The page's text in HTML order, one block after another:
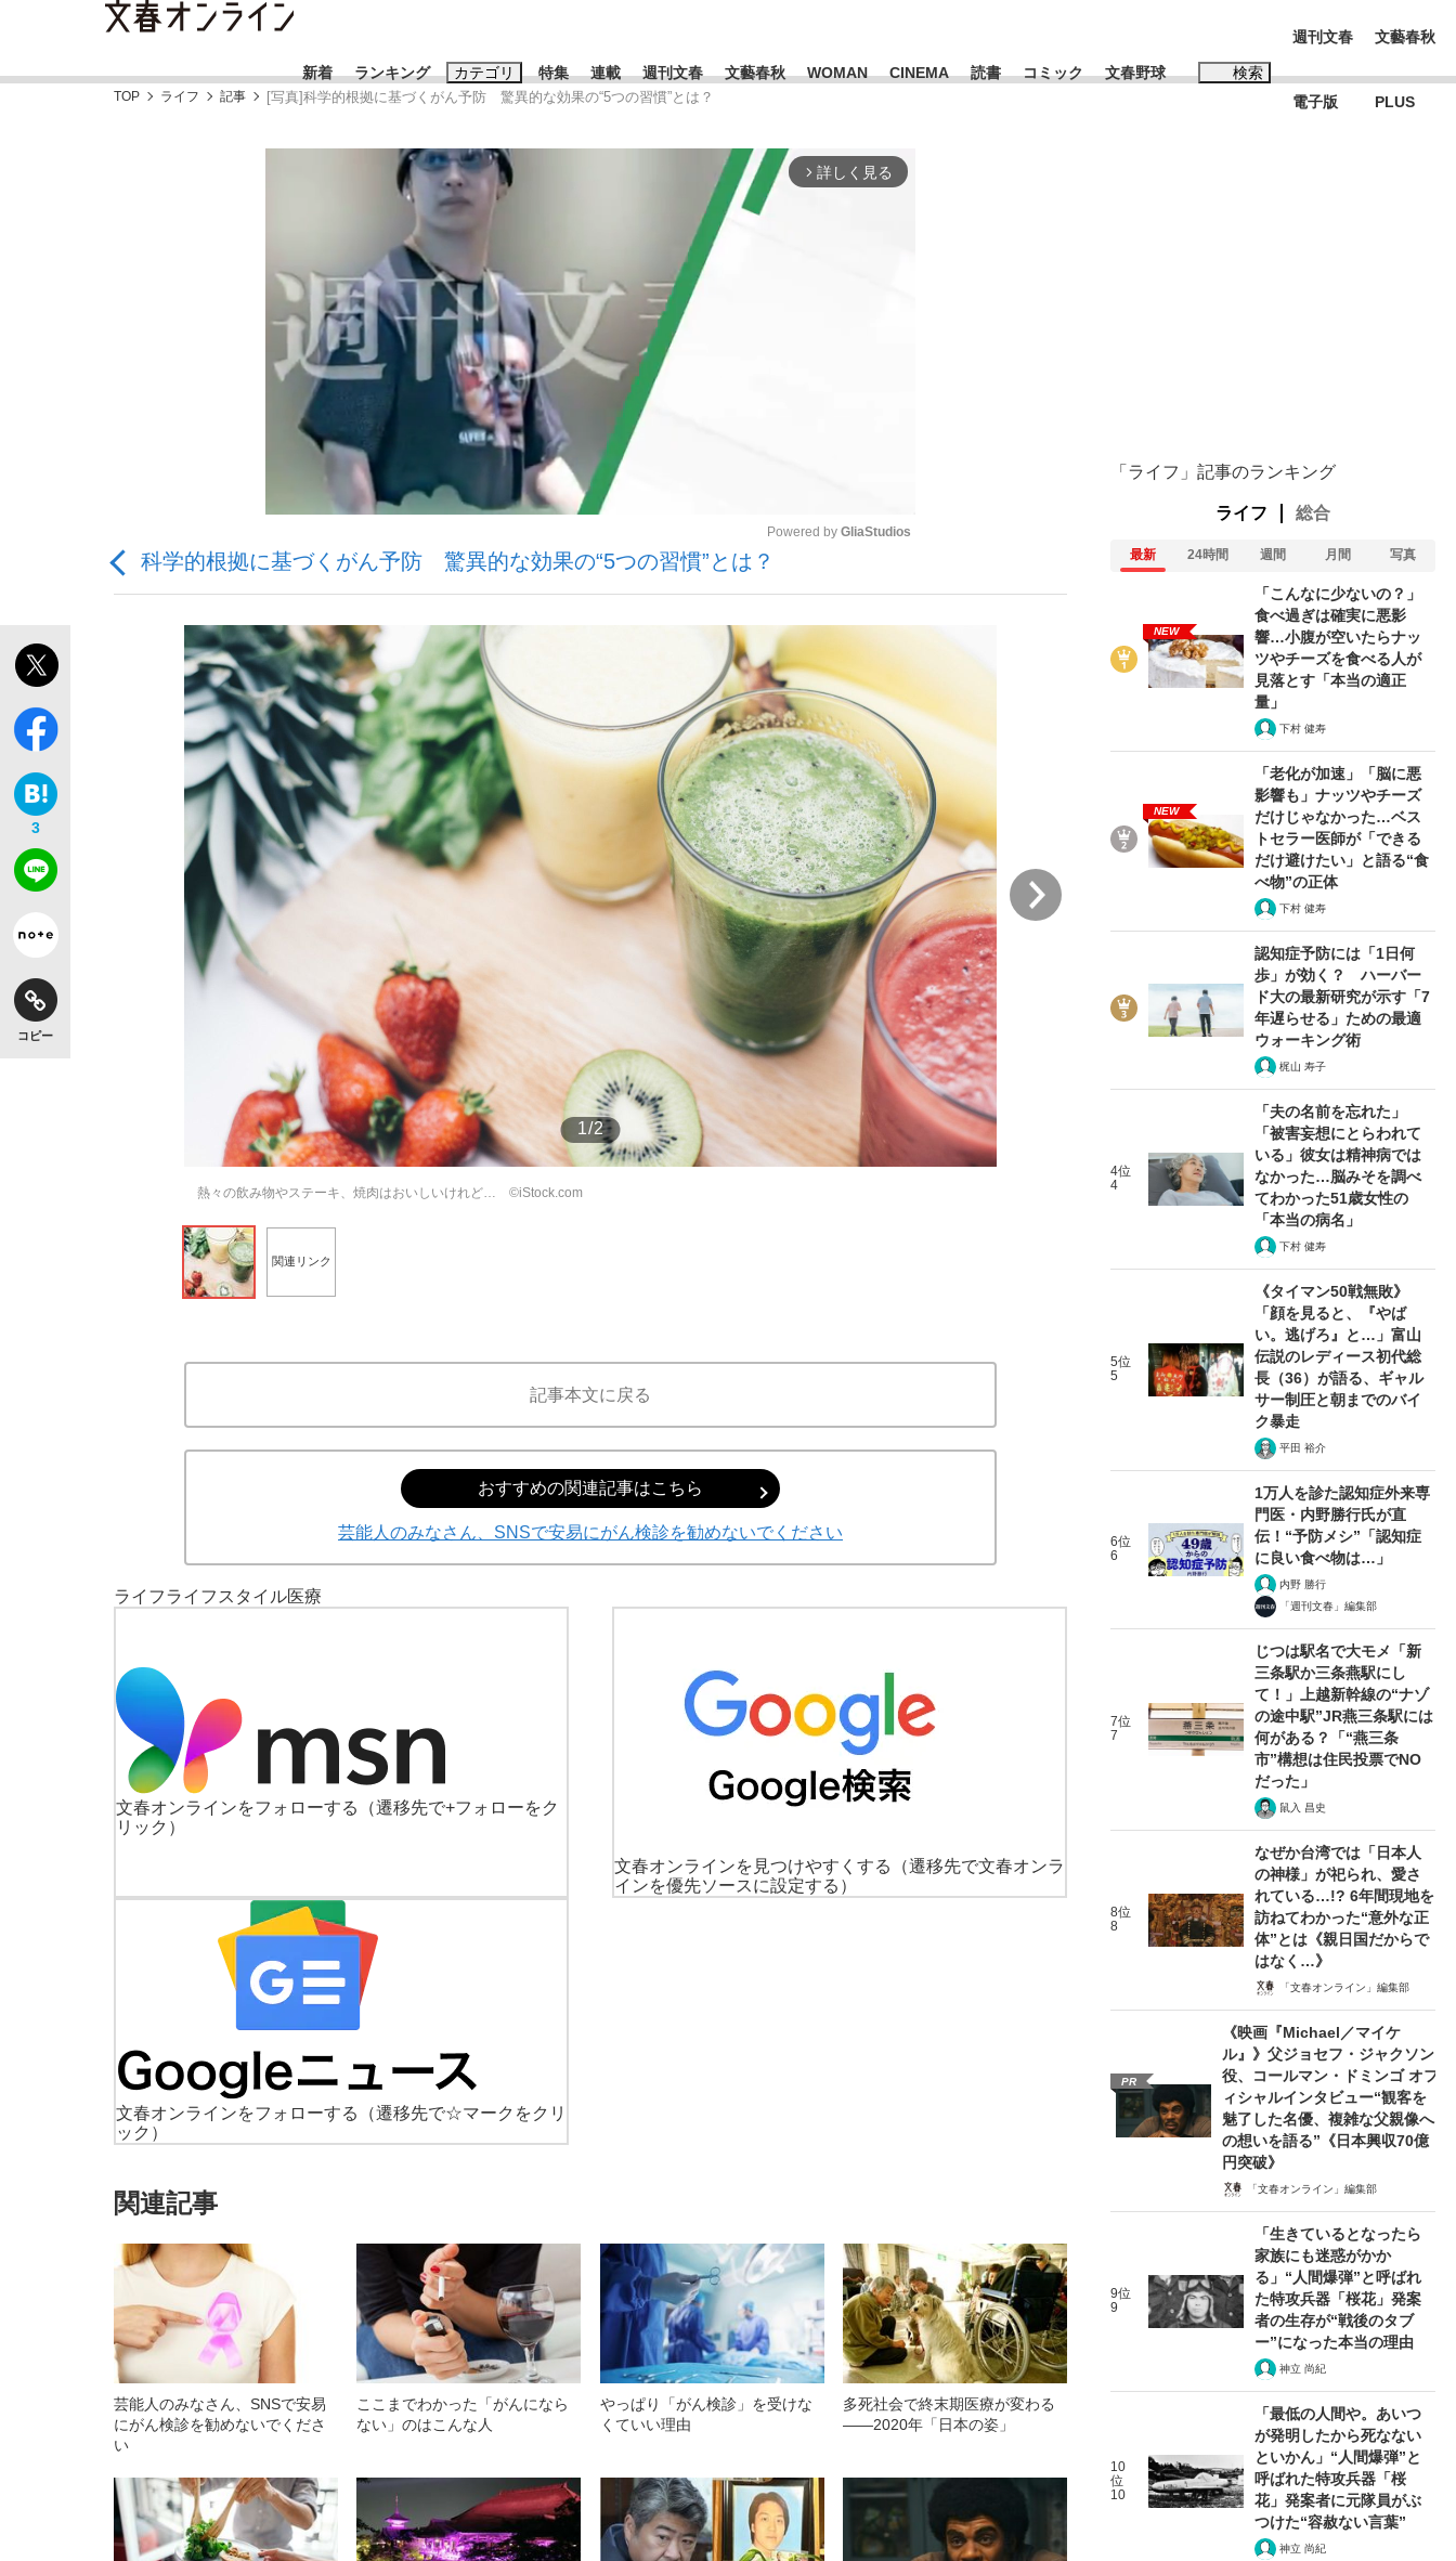
新着 ランキング カテゴリ
「90%は失敗する。でも…」本田圭佑が初めて明かした日本代表監督に...
「敗因分析は一切聞かれなかった」侍ジャパン選手が証言した“NPB聞... 「クマが悪者扱いされているのが悲しい」『北の国から』倉本聰氏（91...
「目標達成できなかったからと言って…」サッカー日本代表・森保一監督...
もっと見る
特集
キングの誕生を、目撃せよ。
the Style
もっと見る
連載 週刊文春 文藝春秋 WOMAN CINEMA 読書 コミック 文春野球 検索
おすすめのキーワードタグ一覧
#藤田晋 #三山凌輝 #後藤真希
#玉木雄一郎
#亀和田武
週刊文春
電子版
文藝春秋
PLUS
TOP ライフ 記事 [写真]科学的根拠に基づくがん予防 驚異的な効果の“5つの習慣”とは？
arrow_forward_ios 詳しく見る
Mute
Powered by GliaStudios
科学的根拠に基づくがん予防 驚異的な効果の“5つの習慣”とは？
3
コピー
1/2
熱々の飲み物やステーキ、焼肉はおいしいけれど… ©iStock.com
科学的根拠に基づくがん予防 驚異的
最新の医学研究からわかった予防法
芸能人のみなさん、SNSで安易にがん検診を勧めない
やっぱり「がん検診」を受けなくて
関連リンク
記事本文に戻る
おすすめの関連記事はこちら
芸能人のみなさん、SNSで安易にがん検診を勧めないでください
ライフライフスタイル医療
文春オンラインをフォローする
（遷移先で+フォローをク
リック）
文春オンラインを見つけやすくする
（遷移先で文春オンラ
インを優先ソースに設定する）
文春オンラインをフォローする
（遷移先で☆マークをクリ
ック）
関連記事
芸能人のみなさん、SNSで安易
にがん検診を勧めないでくださ
い
ここまでわかった「がんになら
ない」のはこんな人
やっぱり「がん検診」を受けな
くていい理由
多死社会で終末期医療が変わる
――2020年「日本の姿」
「ライフ」記事のランキング
ライフ 総合
最新 24時間 週間 月間 写真
NEW
「こんなに少ないの？」
食べ過ぎは確実に悪影
響…小腹が空いたらナッ
ツやチーズを食べる人が
見落とす「本当の適正
量」
下村 健寿
NEW
「老化が加速」「脳に悪
影響も」ナッツやチーズ
だけじゃなかった…ベス
トセラー医師が「できる
だけ避けたい」と語る“食
べ物”の正体
下村 健寿
認知症予防には「1日何
歩」が効く？ ハーバー
ド大の最新研究が示す「7
年遅らせる」ための最適
ウォーキング術
梶山 寿子
4位
4
「夫の名前を忘れた」
「被害妄想にとらわれて
いる」彼女は精神病では
なかった…脳みそを調べ
てわかった51歳女性の
「本当の病名」
下村 健寿
5位
5
《タイマン50戦無敗》
「顔を見ると、『やば
い。逃げろ』と…」富山
伝説のレディース初代総
長（36）が語る、ギャル
サー制圧と朝までのバイ
ク暴走
平田 裕介
6位
6
1万人を診た認知症外来専
門医・内野勝行氏が直
伝！“予防メシ”「認知症
に良い食べ物は…」
内野 勝行
「週刊文春」編集部
7位
7
じつは駅名で大モメ「新
三条駅か三条燕駅にし
て！」上越新幹線の“ナゾ
の途中駅”JR燕三条駅には
何がある？「“燕三条
市”構想は住民投票でNO
だった」
鼠入 昌史
8位
8
なぜか台湾では「日本人
の神様」が祀られ、愛さ
れている…!? 6年間現地を
訪ねてわかった“意外な正
体”とは《親日国だからで
はなく…》
「文春オンライン」編集部
PR
《映画『Michael／マイケ
ル』》父ジョセフ・ジャクソン
役、コールマン・ドミンゴ オフ
ィシャルインタビュー“観客を
魅了した名優、複雑な父親像へ
の想いを語る”《日本興収70億
円突破》
「文春オンライン」編集部
9位
9
「生きているとなったら
家族にも迷惑がかか
る」“人間爆弾”と呼ばれ
た特攻兵器「桜花」発案
者の生存が“戦後のタブ
ー”になった本当の理由
神立 尚紀
10
位
10
「最低の人間や。あいつ
が発明したから死なない
といかん」“人間爆弾”と
呼ばれた特攻兵器「桜
花」発案者に元隊員がぶ
つけた“容赦ない言葉”
神立 尚紀